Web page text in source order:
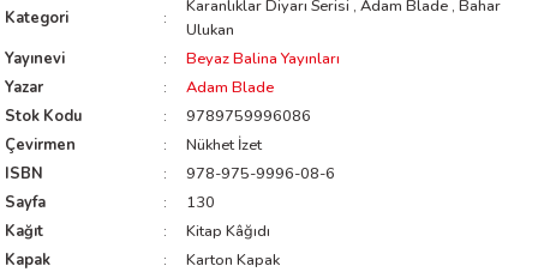
Kategori
Karanlıklar Diyarı Serisi , Adam Blade , Bahar
Ulukan
Yayınevi
Beyaz Balina Yayınları
Yazar
Adam Blade
Stok Kodu
9789759996086
Çevirmen
Nükhet İzet
ISBN
978-975-9996-08-6
Sayfa
130
Kağıt
Kitap Kâğıdı
Kapak
Karton Kapak